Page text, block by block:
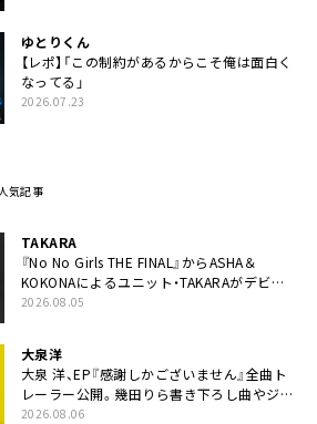
ゆとりくん
【レポ】「この制約があるからこそ俺は面白く
なってる」
2026.07.23
人気記事
TAKARA
『No No Girls THE FINAL』からASHA＆
KOKONAによるユニット・TAKARAがデビュ
ー
2026.08.05
大泉洋
大泉 洋、EP『感謝しかございません』全曲ト
レーラー公開。幾田りら書き下ろし曲やジャ
ズピアニスト・小曽根真による提供曲のレコ
2026.08.06